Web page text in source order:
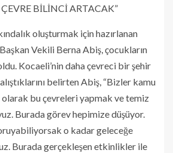
BİLİNCİ ARTACAK”
oluşturmak için hazırlanan
Vekili Berna Abiş, çocukların
Kocaeli’nin daha çevreci bir şehir
belirten Abiş, “Bizler kamu
bu çevreleri yapmak ve temiz
Burada görev hepimize düşüyor.
o kadar geleceğe
Burada gerçekleşen etkinlikler ile